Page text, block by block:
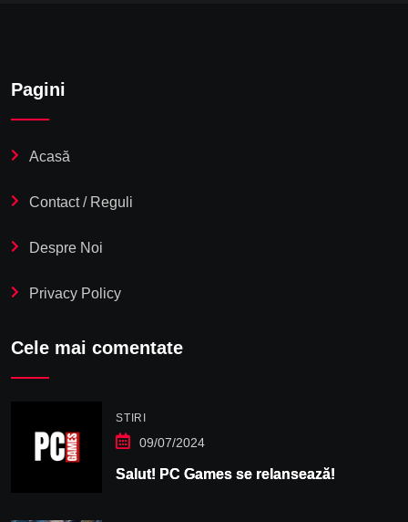
Pagini
Acasă
Contact / Reguli
Despre Noi
Privacy Policy
Cele mai comentate
STIRI
09/07/2024
Salut! PC Games se relansează!